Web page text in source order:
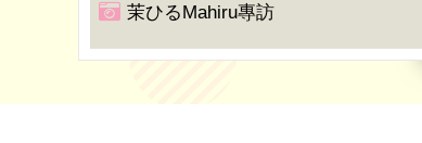
茉ひるMahiru專訪